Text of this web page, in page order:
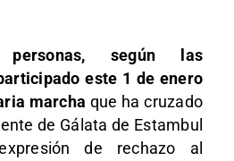
personas, según las
este 1 de enero
marcha que ha cruzado
de Gálata de Estambul
de rechazo al